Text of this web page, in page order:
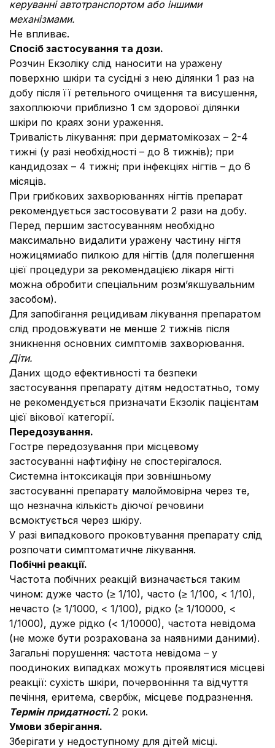
керуванні автотранспортом або іншими
механізмами.
Не впливає.
Спосіб застосування та дози.
Розчин Екзоліку слід наносити на уражену
поверхню шкіри та сусідні з нею ділянки 1 раз на
добу після її ретельного очищення та висушення,
захоплюючи приблизно 1 см здорової ділянки
шкіри по краях зони ураження.
Тривалість лікування: при дерматомікозах – 2-4
тижні (у разі необхідності – до 8 тижнів); при
кандидозах – 4 тижні; при інфекціях нігтів – до 6
місяців.
При грибкових захворюваннях нігтів препарат
рекомендується застосовувати 2 рази на добу.
Перед першим застосуванням необхідно
максимально видалити уражену частину нігтя
ножицямиабо пилкою для нігтів (для полегшення
цієї процедури за рекомендацією лікаря нігті
можна обробити спеціальним розм’якшувальним
засобом).
Для запобігання рецидивам лікування препаратом
слід продовжувати не менше 2 тижнів після
зникнення основних симптомів захворювання.
Діти.
Даних щодо ефективності та безпеки
застосування препарату дітям недостатньо, тому
не рекомендується призначати Екзолік пацієнтам
цієї вікової категорії.
Передозування.
Гостре передозування при місцевому
застосуванні нафтифіну не спостерігалося.
Системна інтоксикація при зовнішньому
застосуванні препарату малоймовірна через те,
що незначна кількість діючої речовини
всмоктується через шкіру.
У разі випадкового проковтування препарату слід
розпочати симптоматичне лікування.
Побічні реакції.
Частота побічних реакцій визначається таким
чином: дуже часто (≥ 1/10), часто (≥ 1/100, < 1/10),
нечасто (≥ 1/1000, < 1/100), рідко (≥ 1/10000, <
1/1000), дуже рідко (< 1/10000), частота невідома
(не може бути розрахована за наявними даними).
Загальні порушення: частота невідома – у
поодиноких випадках можуть проявлятися місцеві
реакції: сухість шкіри, почервоніння та відчуття
печіння, еритема, свербіж, місцеве подразнення.
Термін придатності. 2 роки.
Умови зберігання.
Зберігати у недоступному для дітей місці.